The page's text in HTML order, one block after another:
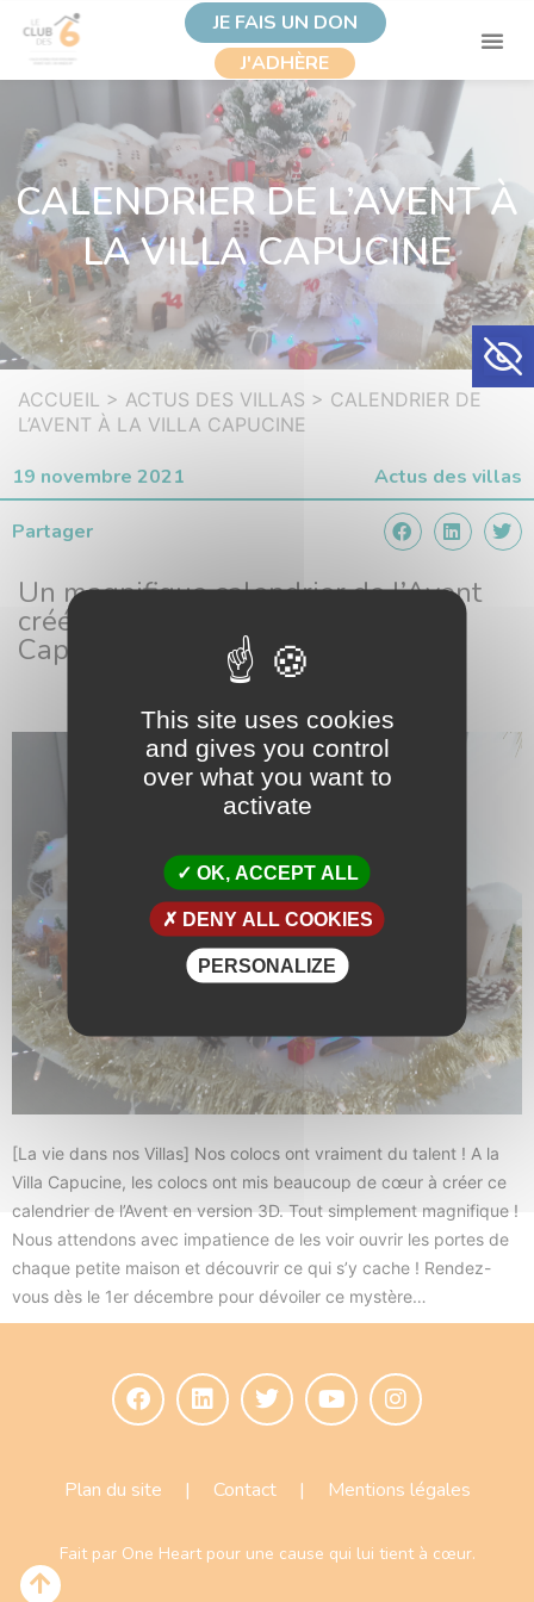
Ouvrir
JE FAIS UN DON
J'ADHÈRE
CALENDRIER DE L’AVENT À
LA VILLA CAPUCINE
ACCUEIL > ACTUS DES VILLAS > CALENDRIER DE
L’AVENT À LA VILLA CAPUCINE
19 novembre 2021 Actus des villas
Partager
Un magnifique calendrier de l’Avent
créé par les colocs de la Villa
Capucine.
[La vie dans nos Villas] Nos colocs ont vraiment du talent ! A la
Villa Capucine, les colocs ont mis beaucoup de cœur à créer ce
calendrier de l’Avent en version 3D. Tout simplement magnifique !
Nous attendons avec impatience de les voir ouvrir les portes de
chaque petite maison et découvrir ce qui s’y cache ! Rendez-
vous dès le 1er décembre pour dévoiler ce mystère…
Plan du site | Contact | Mentions légales
Fait par One Heartpour une cause qui lui tient à cœur.
This site uses cookies
and gives you control
over what you want to
activate
OK, ACCEPT ALL
DENY ALL COOKIES
PERSONALIZE